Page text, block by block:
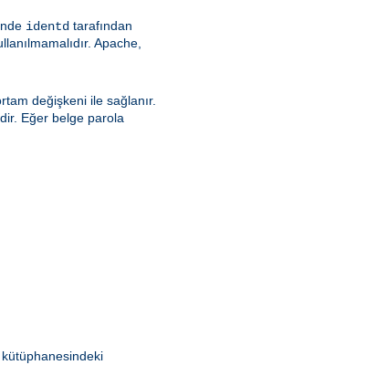
identd tarafından
Apache,
değişkeni ile sağlanır.
Eğer belge parola